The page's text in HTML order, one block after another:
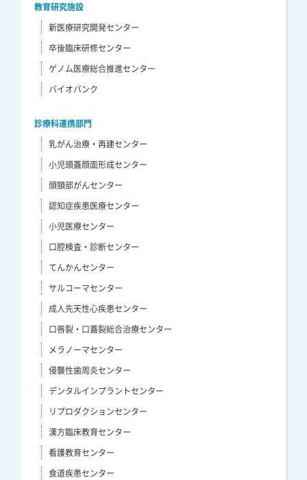
教育研究施設
新医療研究開発センター
卒後臨床研修センター
ゲノム医療総合推進センター
バイオバンク
診療科連携部門
乳がん治療・再建センター
小児頭蓋顔面形成センター
頭頸部がんセンター
認知症疾患医療センター
小児医療センター
口腔検査・診断センター
てんかんセンター
サルコーマセンター
成人先天性心疾患センター
口唇裂・口蓋裂総合治療センター
メラノーマセンター
侵襲性歯周炎センター
デンタルインプラントセンター
リプロダクションセンター
漢方臨床教育センター
看護教育センター
食道疾患センター